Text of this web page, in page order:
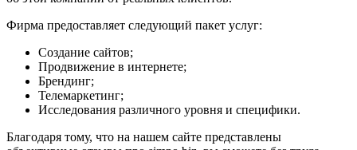
Фирма предоставляет следующий пакет услуг:
Создание сайтов;
Продвижение в интернете;
Брендинг;
Телемаркетинг;
Исследования различного уровня и специфики.
Благодаря тому, что на нашем сайте представлены